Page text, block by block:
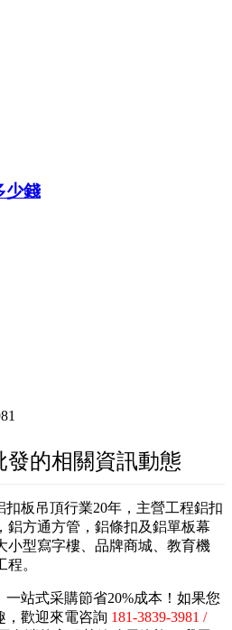
少錢
發的相關資訊動態
扣板吊頂行業20年，主營工程鋁扣
鋁方通方管，鋁條扣及鋁單板幕
小型寫字樓、品牌商城、教育機
。
一站式采購節省20%成本！如果您
，歡迎來電咨詢 181-3839-3981 /